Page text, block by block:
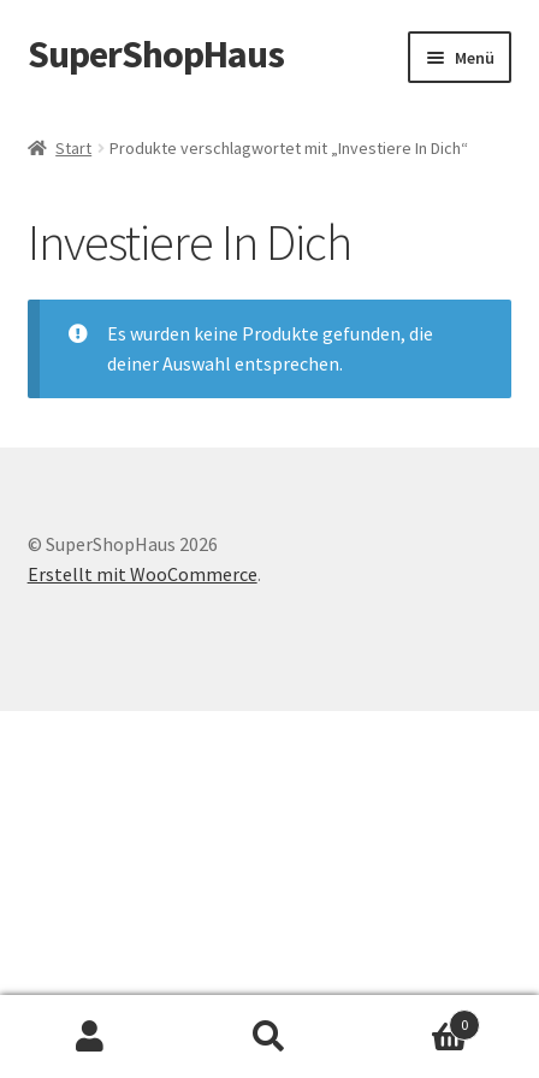
Zur
Navigation
Zum
Inhalt
SuperShopHaus Menü
Start Produkte verschlagwortet mit „Investiere In Dich“
Investiere In Dich
Es wurden keine Produkte gefunden, die
deiner Auswahl entsprechen.
© SuperShopHaus 2026
Erstellt mit WooCommerce.
0